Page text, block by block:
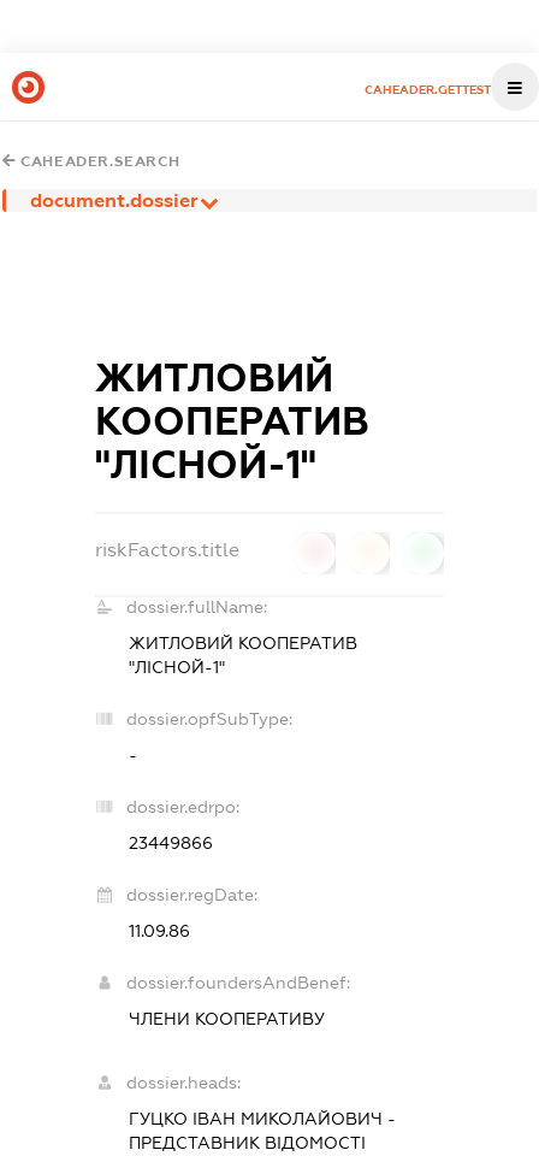
CAHEADER.GETTEST
CAHEADER.SEARCH
document.dossier
ЖИТЛОВИЙ
КООПЕРАТИВ
"ЛІСНОЙ-1"
riskFactors.title
dossier.fullName:
ЖИТЛОВИЙ КООПЕРАТИВ
"ЛІСНОЙ-1"
dossier.opfSubType:
-
dossier.edrpo:
23449866
dossier.regDate:
11.09.86
dossier.foundersAndBenef:
ЧЛЕНИ КООПЕРАТИВУ
dossier.heads:
ГУЦКО ІВАН МИКОЛАЙОВИЧ -
ПРЕДСТАВНИКВІДОМОСТІ